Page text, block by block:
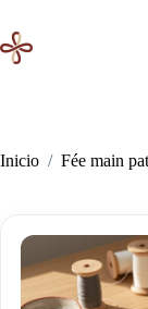
contenido
Inicio / Fée main